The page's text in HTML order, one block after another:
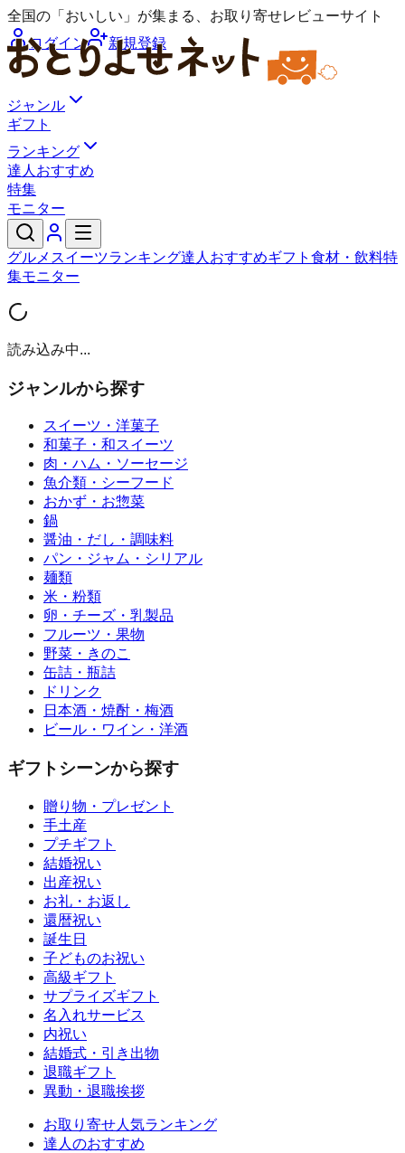
全国の「おいしい」が集まる、お取り寄せレビューサイト
ログイン
新規登録
ジャンル
ギフト
ランキング
達人おすすめ
特集
モニター
グルメ スイーツランキング達人おすすめギフト 食材・飲料特
集モニター
読み込み中...
ジャンルから探す
スイーツ・洋菓子
和菓子・和スイーツ
肉・ハム・ソーセージ
魚介類・シーフード
おかず・お惣菜
鍋
醤油・だし・調味料
パン・ジャム・シリアル
麺類
米・粉類
卵・チーズ・乳製品
フルーツ・果物
野菜・きのこ
缶詰・瓶詰
ドリンク
日本酒・焼酎・梅酒
ビール・ワイン・洋酒
ギフトシーンから探す
贈り物・プレゼント
手土産
プチギフト
結婚祝い
出産祝い
お礼・お返し
還暦祝い
誕生日
子どものお祝い
高級ギフト
サプライズギフト
名入れサービス
内祝い
結婚式・引き出物
退職ギフト
異動・退職挨拶
お取り寄せ人気ランキング
達人のおすすめ